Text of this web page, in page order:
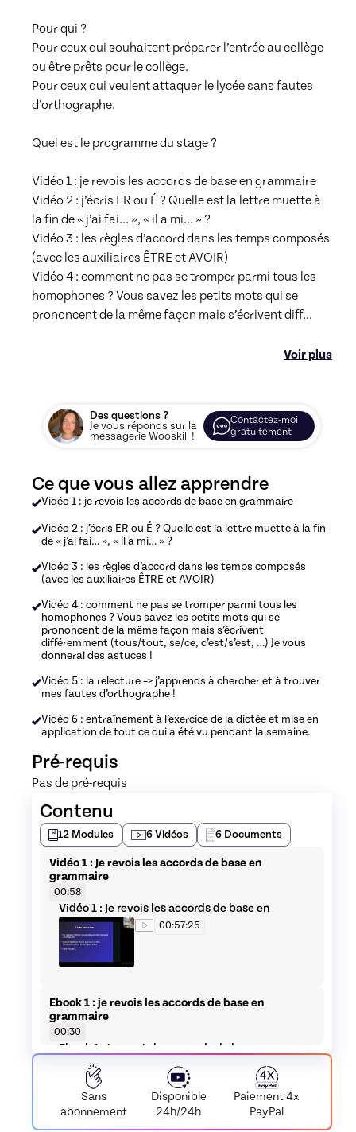
Pour qui ?
Pour ceux qui souhaitent préparer l’entrée au collège
ou être prêts pour le collège.
Pour ceux qui veulent attaquer le lycée sans fautes
d’orthographe.
Quel est le programme du stage ?
Vidéo 1 : je revois les accords de base en grammaire
Vidéo 2 : j’écris ER ou É ? Quelle est la lettre muette à
la fin de « j’ai fai… », « il a mi… » ?
Vidéo 3 : les règles d’accord dans les temps composés
(avec les auxiliaires ÊTRE et AVOIR)
Vidéo 4 : comment ne pas se tromper parmi tous les
homophones ? Vous savez les petits mots qui se
prononcent de la même façon mais s’écrivent diff...
Voir plus
Des questions ?
Je vous réponds sur la
messagerie Wooskill !
Contactez-moi
gratuitement
Ce que vous allez apprendre
Vidéo 1 : je revois les accords de base en grammaire
Vidéo 2 : j’écris ER ou É ? Quelle est la lettre muette à la fin
de « j’ai fai… », « il a mi… » ?
Vidéo 3 : les règles d’accord dans les temps composés
(avec les auxiliaires ÊTRE et AVOIR)
Vidéo 4 : comment ne pas se tromper parmi tous les
homophones ? Vous savez les petits mots qui se
prononcent de la même façon mais s’écrivent
différemment (tous/tout, se/ce, c’est/s’est, …) Je vous
donnerai des astuces !
Vidéo 5 : la relecture => j’apprends à chercher et à trouver
mes fautes d’orthographe !
Vidéo 6 : entraînement à l’exercice de la dictée et mise en
application de tout ce qui a été vu pendant la semaine.
Pré-requis
Pas de pré-requis
Contenu
12 Modules 6Vidéos 6 Documents
Vidéo 1 : Je revois les accords de base en
grammaire
00:58
Vidéo 1 : Je revois les accords de base en
grammaire
00:57:25
Ebook 1 : je revois les accords de base en
grammaire
00:30
Ebook 1 : je revois les accords de base en
grammaire
Document
Vidéo 2 : j’écris ER ou É ? Quelle est la lettre
Sans
abonnement
Disponible
24h/24h
Paiement4x
PayPal